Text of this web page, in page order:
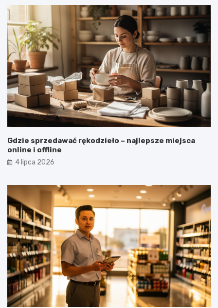
Gdzie sprzedawać rękodzieło – najlepsze miejsca
online i offline
4 lipca 2026